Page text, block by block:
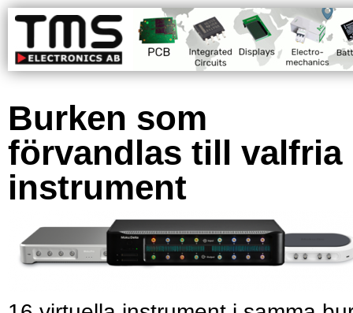
Burken som
förvandlas till valfria
instrument